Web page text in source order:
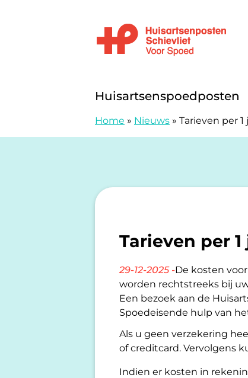
Huisartsenspoedposten
Home » Nieuws » Tarieven per
Tarieven per
29-12-2025 -De kosten
worden rechtstreeks bij
Een bezoek aan de
Spoedeisende hulp van
Als u geen verzekering
of creditcard. Vervolgens
Indien er kosten in